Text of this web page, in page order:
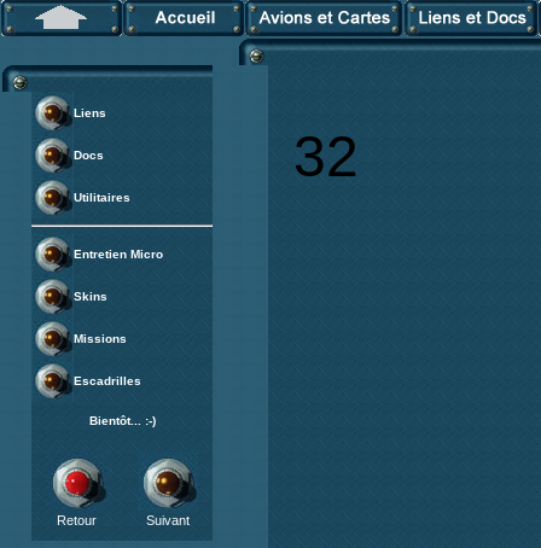
Liens
Docs
Utilitaires
Entretien Micro
Skins
Missions
Escadrilles
Bientôt... :-)
Retour Suivant
32